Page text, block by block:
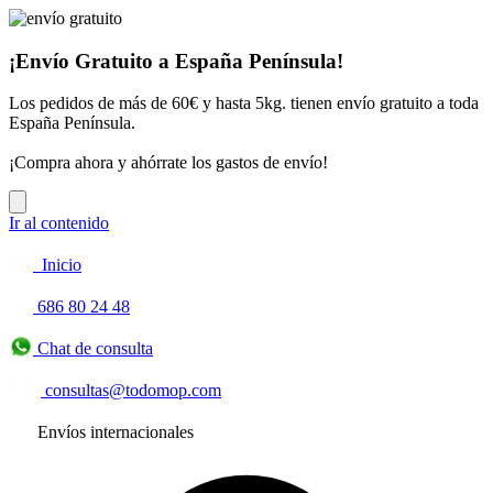
¡Envío Gratuito a España Península!
Los pedidos de más de 60€ y hasta 5kg. tienen envío gratuito a toda
España Península.
¡Compra ahora y ahórrate los gastos de envío!
Ir al contenido
Inicio
686 80 24 48
Chat de consulta
consultas@todomop.com
Envíos internacionales